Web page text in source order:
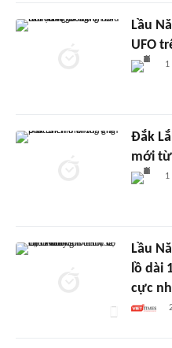
Lầu
UFO
1
Đắk
mới
1
Lầu
lồ dài
cực